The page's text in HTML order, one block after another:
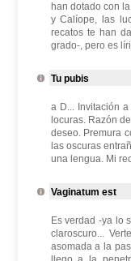
han dotado con
y Calíope, las
recatos te han
grado-, pero es
Tu pubis
a D... Invitación
locuras. Razón
deseo. Premura
las oscuras
una lengua. Mi
Vaginatum est
Es verdad -ya lo
claroscuro...
asomada a la